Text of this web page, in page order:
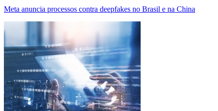
Meta anuncia processos contra deepfakes no Brasil e na China